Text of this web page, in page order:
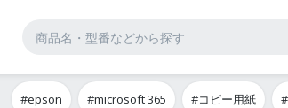
#epson #microsoft 365 #コピー用紙